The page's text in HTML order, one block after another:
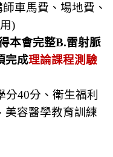
車馬費、場地費、
)
本會完整B.雷射脈
完成理論課程測驗
分40分、衛生福利
美容醫學教育訓練